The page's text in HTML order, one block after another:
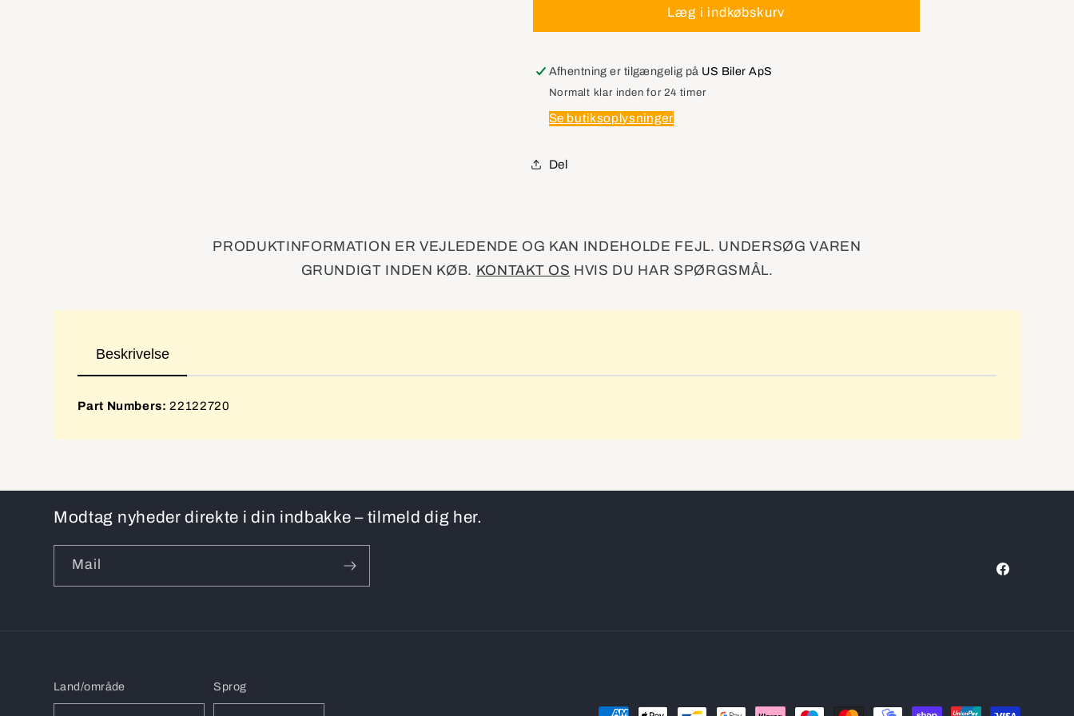
22122720
Arm
Transmission
Cap
GENUINE
22122720
Arm
Transmission
Cap
Læg i indkøbskurv
Afhentning er tilgængelig på US Biler ApS
Normalt klar inden for 24 timer
Se butiksoplysninger
Del
PRODUKTINFORMATION ER VEJLEDENDE OG KAN INDEHOLDE FEJL. UNDERSØG VAREN
GRUNDIGT INDEN KØB. KONTAKT OS HVIS DU HAR SPØRGSMÅL.
Beskrivelse
Part Numbers:22122720
Modtag nyheder direkte i din indbakke – tilmeld dig her.
Mail
Facebook
Land/område Sprog